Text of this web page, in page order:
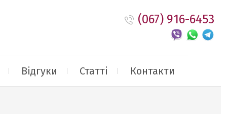
(067) 916-6453
Відгуки Статті Контакти